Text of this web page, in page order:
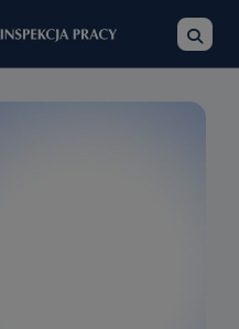
Szukaj